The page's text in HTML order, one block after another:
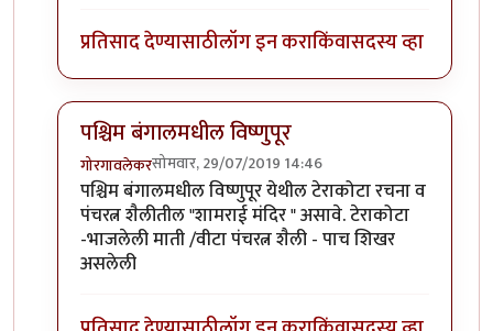
प्रतिसाद देण्यासाठीलॉग इन कराकिंवासदस्य व्हा
पश्चिम बंगालमधील विष्णुपूर
गोरगावलेकरसोमवार, 29/07/2019 14:46
In reply toएक प्रयत्नbyतुषार काळभोर
पश्चिम बंगालमधील विष्णुपूर येथील टेराकोटा रचना व
पंचरत्न शैलीतील "शामराई मंदिर " असावे. टेराकोटा
-भाजलेली माती /वीटा पंचरत्न शैली - पाच शिखर
असलेली